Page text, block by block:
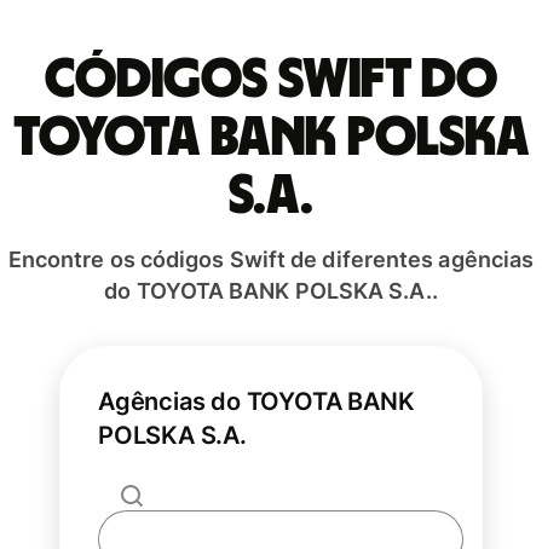
Códigos Swift do
TOYOTA BANK POLSKA
S.A.
Encontre os códigos Swift de diferentes agências
do TOYOTA BANK POLSKA S.A..
Agências do TOYOTA BANK
POLSKA S.A.